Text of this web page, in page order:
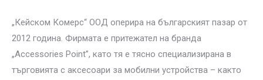
„Кейском Комерс“ ООД оперира на българският пазар от
2012 година. Фирмата е притежател на бранда
„Accessories Point”, като тя е тясно специализирана в
търговията с аксесоари за мобилни устройства – както